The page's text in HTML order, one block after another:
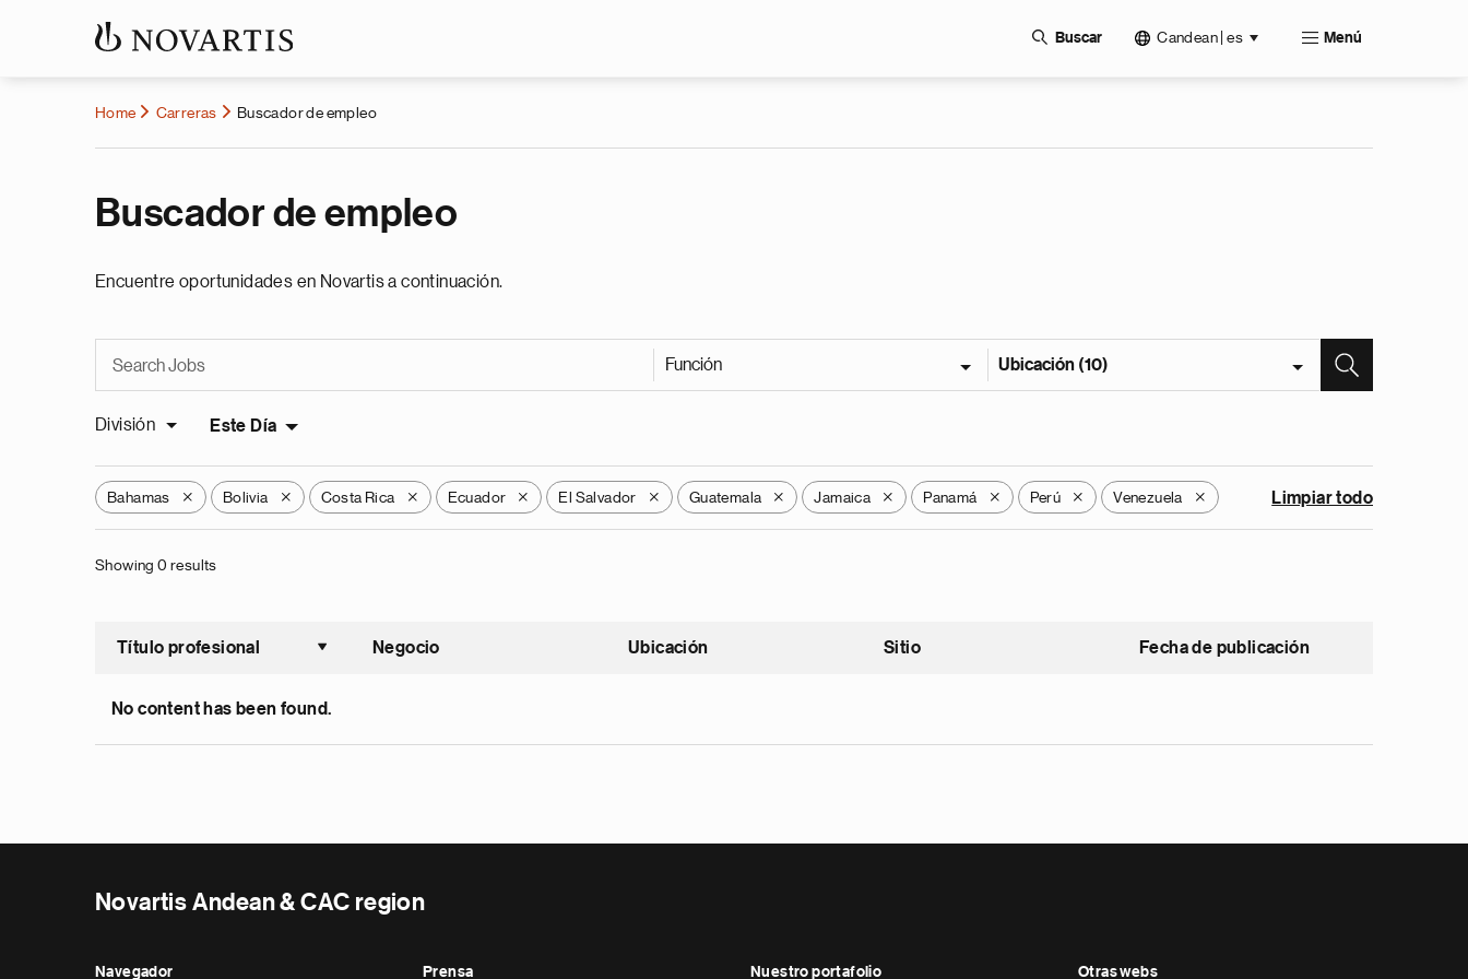
Buscar Candean | es Menú
Home Carreras Buscador de empleo
Buscador de empleo
Encuentre oportunidades en Novartis a continuación.
Función Ubicación (10)
División Este Día
Bahamas X Bolivia X Costa Rica X Ecuador X El Salvador X Guatemala X Jamaica X Panamá X Perú X Venezuela X Limpiar todo
Showing 0 results
Título profesional
Ordenar ascendente
Negocio Ubicación Sitio Fecha de publicación
No content has been found.
Novartis Andean & CAC region
Navegador Prensa Nuestro portafolio Otras webs